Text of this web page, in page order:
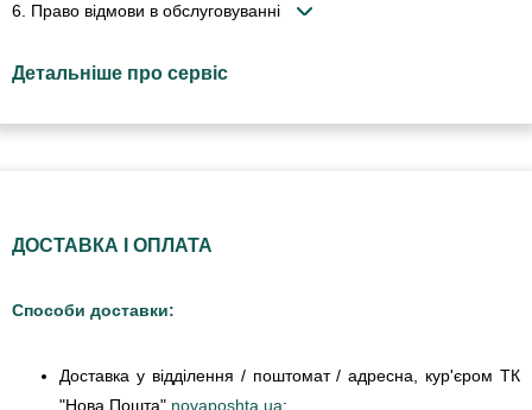
6. Право відмови в обслуговуванні
Детальніше про сервіс
ДОСТАВКА І ОПЛАТА
Способи доставки:
Доставка у відділення / поштомат / адресна, кур'єром ТК
"Нова Пошта" novaposhta.ua;